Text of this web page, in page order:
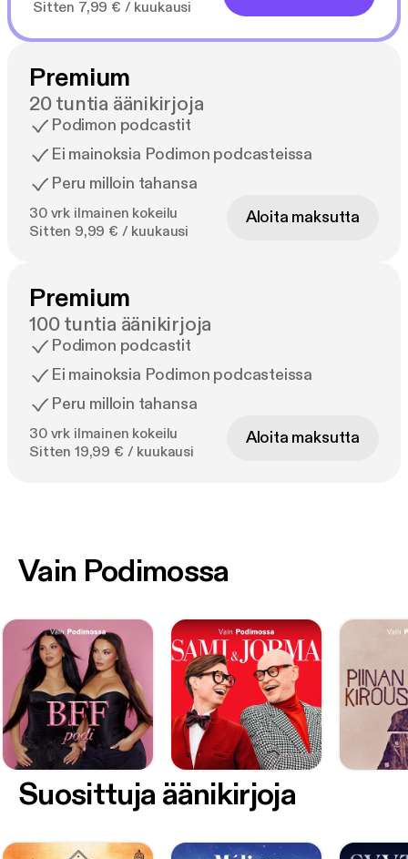
Sitten 7,99 € / kuukausi
Premium
20 tuntia äänikirjoja
Podimon podcastit
Ei mainoksia Podimon podcasteissa
Peru milloin tahansa
30 vrk ilmainen kokeilu
Sitten 9,99 € / kuukausi
Aloita maksutta
Premium
100 tuntia äänikirjoja
Podimon podcastit
Ei mainoksia Podimon podcasteissa
Peru milloin tahansa
30 vrk ilmainen kokeilu
Sitten 19,99 € / kuukausi
Aloita maksutta
Vain Podimossa
Suosittuja äänikirjoja